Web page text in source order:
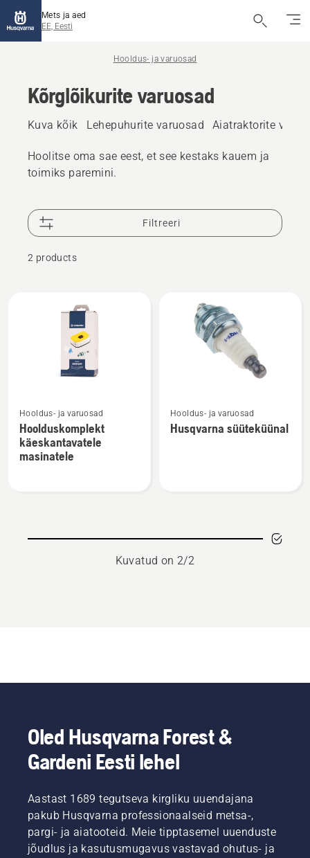
Mets ja aed
EE, Eesti
Hooldus- ja varuosad
Kõrglõikurite varuosad
Kuva kõik Lehepuhurite varuosad Aiatraktorite
Hoolitse oma sae eest, et see kestaks kauem ja
toimiks paremini.
Filtreeri
2 products
rohkem
üksikasju
toote
Hooldus- ja varuosad
Hoolduskomplekt
käeskantavatele
masinatele
rohkem
üksikasju
Hooldus- ja varuosad
Husqvarna süüteküünal
Kuvatud on 2/2
Oled Husqvarna Forest &
Gardeni Eesti lehel
Aastast 1689 tegutseva kirgliku uuendajana
pakub Husqvarna professionaalseid metsa-,
pargi- ja aiatooteid. Meie tipptasemel uuenduste
jõudlus ja kasutusmugavus vastavad ohutus- ja